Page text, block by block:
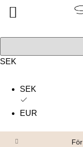
SEK
SEK
EUR
Alla produkter
Om oss